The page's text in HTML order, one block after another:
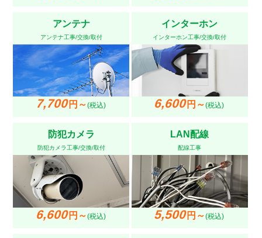
アンテナ
アンテナ工事/交換/取付
7,700円～(税込)
インターホン
インターホン工事/交換/取付
6,600円～(税込)
防犯カメラ
防犯カメラ工事/交換/取付
6,600円～(税込)
LAN配線
配線工事
5,500円～(税込)